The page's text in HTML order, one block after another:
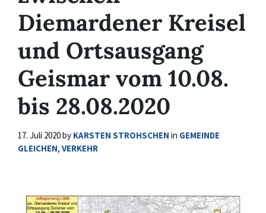
Diemardener Kreisel
und Ortsausgang
Geismar vom 10.08.
bis 28.08.2020
17. Juli 2020by KARSTEN STROHSCHEN in GEMEINDE
GLEICHEN, VERKEHR